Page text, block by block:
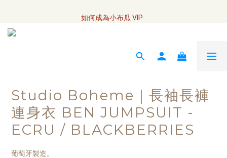
如何成為小布瓜 VIP
Studio Boheme｜長袖長褲
連身衣 BEN JUMPSUIT -
ECRU / BLACKBERRIES
葡萄牙製造。